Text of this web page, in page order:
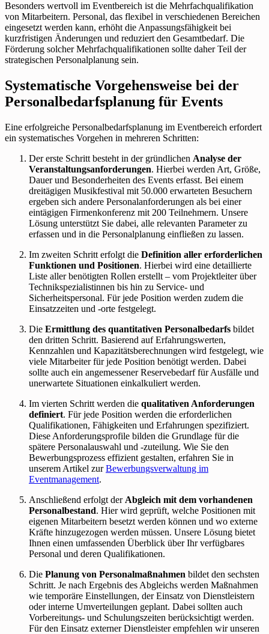
Besonders wertvoll im Eventbereich ist die Mehrfachqualifikation
von Mitarbeitern. Personal, das flexibel in verschiedenen Bereichen
eingesetzt werden kann, erhöht die Anpassungsfähigkeit bei
kurzfristigen Änderungen und reduziert den Gesamtbedarf. Die
Förderung solcher Mehrfachqualifikationen sollte daher Teil der
strategischen Personalplanung sein.
Systematische Vorgehensweise bei der
Personalbedarfsplanung für Events
Eine erfolgreiche Personalbedarfsplanung im Eventbereich erfordert
ein systematisches Vorgehen in mehreren Schritten:
Der erste Schritt besteht in der gründlichen Analyse der
Veranstaltungsanforderungen. Hierbei werden Art, Größe,
Dauer und Besonderheiten des Events erfasst. Bei einem
dreitägigen Musikfestival mit 50.000 erwarteten Besuchern
ergeben sich andere Personalanforderungen als bei einer
eintägigen Firmenkonferenz mit 200 Teilnehmern. Unsere
Lösung unterstützt Sie dabei, alle relevanten Parameter zu
erfassen und in die Personalplanung einfließen zu lassen.
Im zweiten Schritt erfolgt die Definition aller erforderlichen
Funktionen und Positionen. Hierbei wird eine detaillierte
Liste aller benötigten Rollen erstellt – vom Projektleiter über
Technikspezialistinnen bis hin zu Service- und
Sicherheitspersonal. Für jede Position werden zudem die
Einsatzzeiten und -orte festgelegt.
Die Ermittlung des quantitativen Personalbedarfs bildet
den dritten Schritt. Basierend auf Erfahrungswerten,
Kennzahlen und Kapazitätsberechnungen wird festgelegt, wie
viele Mitarbeiter für jede Position benötigt werden. Dabei
sollte auch ein angemessener Reservebedarf für Ausfälle und
unerwartete Situationen einkalkuliert werden.
Im vierten Schritt werden die qualitativen Anforderungen
definiert. Für jede Position werden die erforderlichen
Qualifikationen, Fähigkeiten und Erfahrungen spezifiziert.
Diese Anforderungsprofile bilden die Grundlage für die
spätere Personalauswahl und -zuteilung. Wie Sie den
Bewerbungsprozess effizient gestalten, erfahren Sie in
unserem Artikel zurBewerbungsverwaltung im
Eventmanagement.
Anschließend erfolgt der Abgleich mit dem vorhandenen
Personalbestand. Hier wird geprüft, welche Positionen mit
eigenen Mitarbeitern besetzt werden können und wo externe
Kräfte hinzugezogen werden müssen. Unsere Lösung bietet
Ihnen einen umfassenden Überblick über Ihr verfügbares
Personal und deren Qualifikationen.
Die Planung von Personalmaßnahmen bildet den sechsten
Schritt. Je nach Ergebnis des Abgleichs werden Maßnahmen
wie temporäre Einstellungen, der Einsatz von Dienstleistern
oder interne Umverteilungen geplant. Dabei sollten auch
Vorbereitungs- und Schulungszeiten berücksichtigt werden.
Für den Einsatz externer Dienstleister empfehlen wir unseren